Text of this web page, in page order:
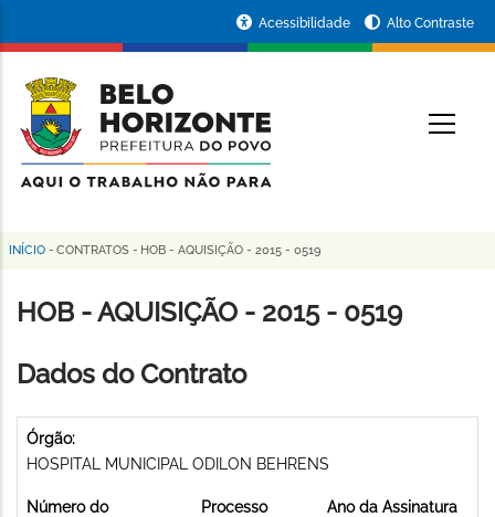
conteúdo
principal
da
Prefeitura
de
Horizonte
Acessibilidade Alto Contraste
Trilha
de
INÍCIO - CONTRATOS - HOB - AQUISIÇÃO - 2015 - 0519
HOB - AQUISIÇÃO - 2015 - 0519
Dados do Contrato
Órgão:
HOSPITAL MUNICIPAL ODILON BEHRENS
Número do
Processo
Ano da Assinatura